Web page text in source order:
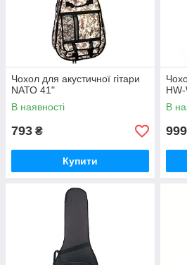
Чохол для акустичної гітари
NАТО 41"
В наявності
793 ₴
Купити
В
999